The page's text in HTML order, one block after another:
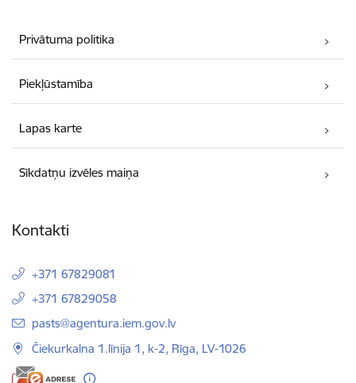
Privātuma politika
Piekļūstamība
Lapas karte
Sīkdatņu izvēles maiņa
Kontakti
+371 67829081
+371 67829058
E-pasts:
pasts@agentura.iem.gov.lv
Čiekurkalna 1.līnija 1, k-2, Rīga, LV-1026